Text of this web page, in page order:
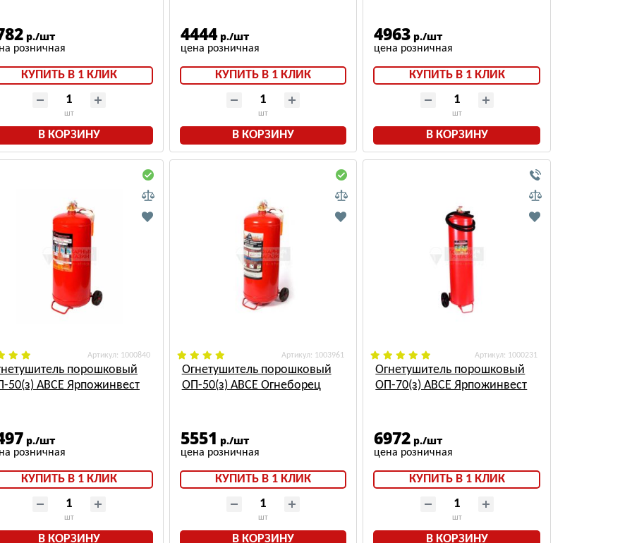
р./шт
КУПИТЬ В 1 КЛИК
шт
В КОРЗИНУ
4444 р./шт
КУПИТЬ В 1 КЛИК
шт
В КОРЗИНУ
4963 р./шт
КУПИТЬ В 1 КЛИК
шт
В КОРЗИНУ
: 1000840
порошковый
50(з) АВСЕ Ярпожинвест
р./шт
КУПИТЬ В 1 КЛИК
шт
В КОРЗИНУ
: 1003961
Огнетушитель порошковый
ОП-50(з) АВСЕ Огнеборец
5551 р./шт
КУПИТЬ В 1 КЛИК
шт
В КОРЗИНУ
: 1000231
Огнетушитель порошковый
ОП-70(з) АВСЕ Ярпожинвест
6972 р./шт
КУПИТЬ В 1 КЛИК
шт
В КОРЗИНУ